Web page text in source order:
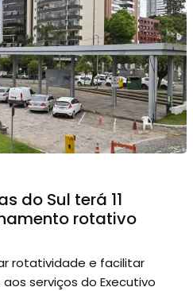
do Sul terá 11
rotativo
rotatividade e facilitar
serviços do Executivo